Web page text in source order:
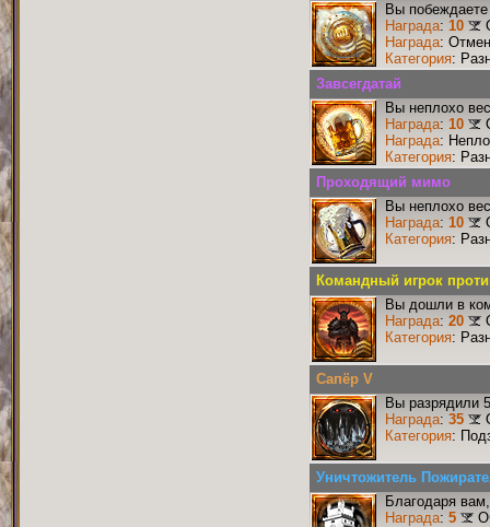
Вы
Награда: 10
Награда:
Категория:
Завсегдатай
Вы неплохо
Награда: 10
Награда:
Категория:
Проходящий мимо
Вы неплохо
Награда: 10
Категория:
Командный игрок
Вы дошли в
Награда: 20
Категория:
Сапёр V
Вы разрядили
Награда: 35
Категория:
Уничтожитель
Благодаря
Награда: 5